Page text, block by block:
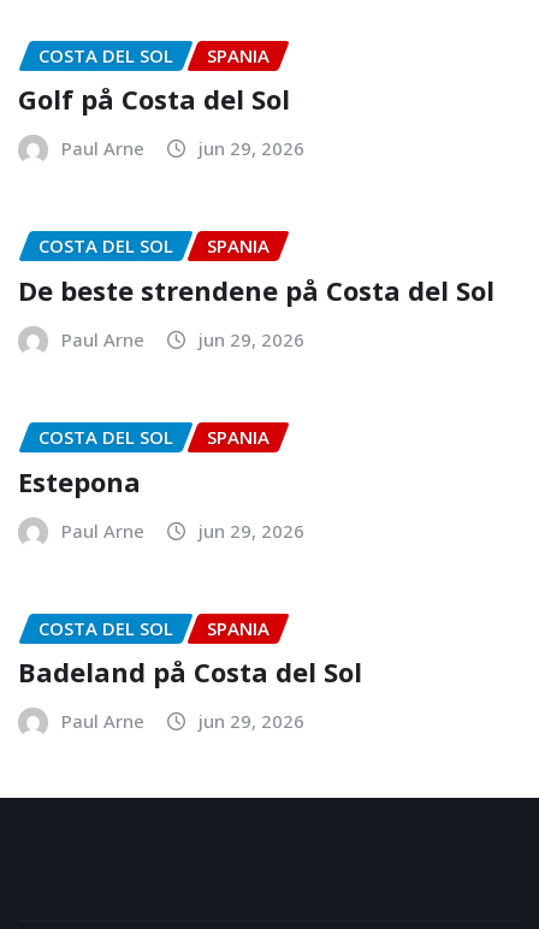
COSTA DEL SOL SPANIA
Golf på Costa del Sol
Paul Arne jun 29, 2026
COSTA DEL SOL SPANIA
De beste strendene på Costa del Sol
Paul Arne jun 29, 2026
COSTA DEL SOL SPANIA
Estepona
Paul Arne jun 29, 2026
COSTA DEL SOL SPANIA
Badeland på Costa del Sol
Paul Arne jun 29, 2026